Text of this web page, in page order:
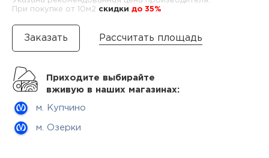
При покупке от 10м2 cкидки до 35%
Рассчитать площадь
Приходите выбирайте
вживую в наших магазинах:
м. Купчино
м. Озерки